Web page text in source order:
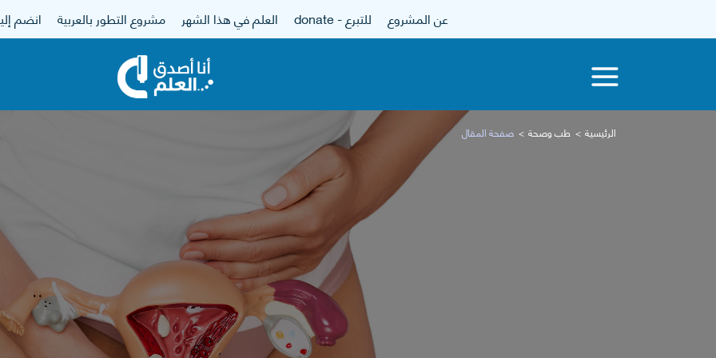
عن المشروع للتبرع - donate العلم في هذا الشهر مشروع التطور بالعربية انضم
الرئيسية طب وصحة صفحة المقال